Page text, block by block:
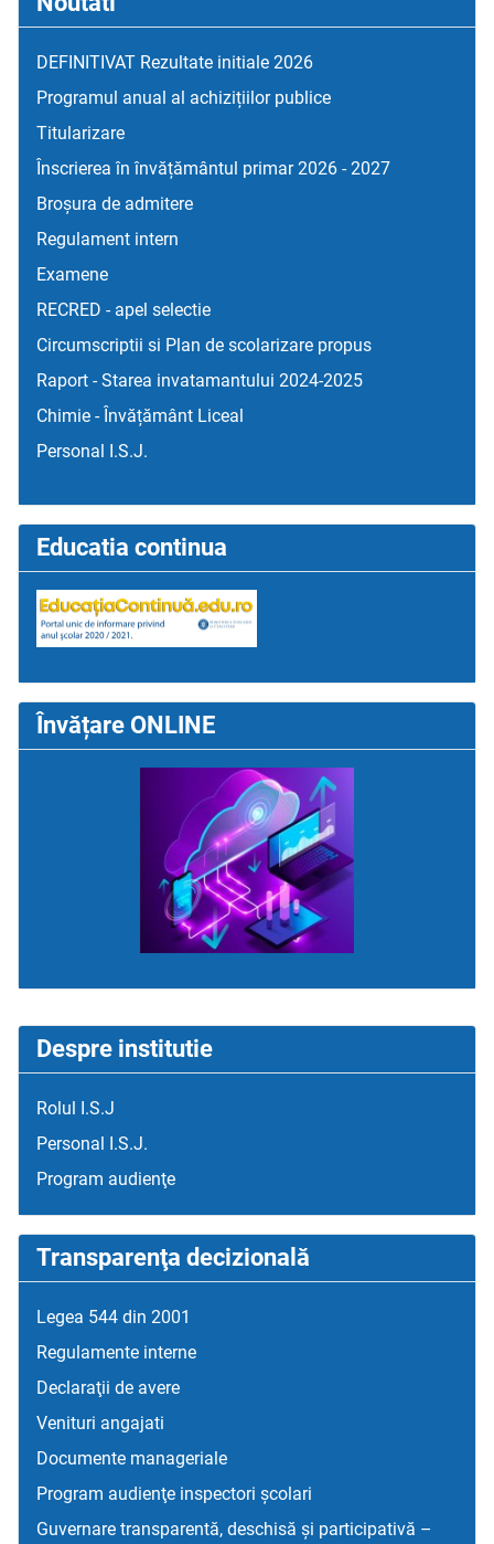
Despre institutie
Rolul I.S.J
Personal I.S.J.
Program audienţe
Transparenţa decizională
Legea 544 din 2001
Regulamente interne
Declaraţii de avere
Venituri angajati
Documente manageriale
Program audienţe inspectori școlari
Guvernare transparentă, deschisă și participativă –
DEFINITIVAT Rezultate initiale 2026
Programul anual al achizițiilor publice
Titularizare
Înscrierea în învățământul primar 2026 - 2027
Broșura de admitere
Regulament intern
Examene
RECRED - apel selectie
Circumscriptii si Plan de scolarizare propus
Raport - Starea invatamantului 2024-2025
Chimie - Învățământ Liceal
Personal I.S.J.
Educatia continua
Învățare ONLINE